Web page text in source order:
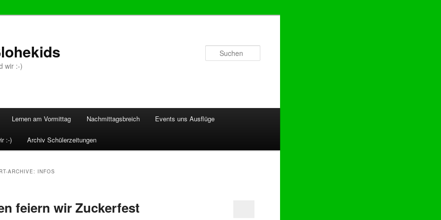
wir :-)
Lernen am Vormittag Nachmittagsbreich Events uns Ausflüge
:-) Archiv Schülerzeitungen
ARCHIVE: INFOS
feiern wir Zuckerfest